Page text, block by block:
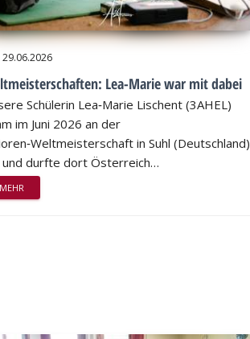
29.06.2026
Lea-Marie war mit dabei
Schülerin Lea‑Marie Lischent (3AHEL)
im Juni 2026 an der
in Suhl (Deutschland)
durfte dort Österreich…
MEHR